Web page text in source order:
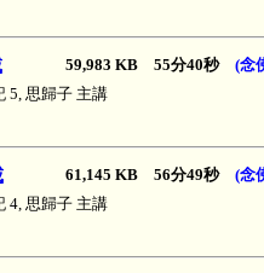
59,983 KB 55分40秒 (念
5, 思歸子 主講
61,145 KB 56分49秒 (念
4, 思歸子 主講